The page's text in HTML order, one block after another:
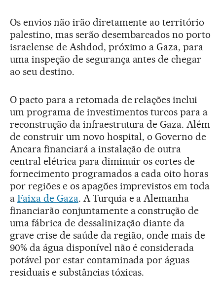
Os envios não irão diretamente ao território
palestino, mas serão desembarcados no porto
israelense de Ashdod, próximo a Gaza, para
uma inspeção de segurança antes de chegar
ao seu destino.
O pacto para a retomada de relações inclui
um programa de investimentos turcos para a
reconstrução da infraestrutura de Gaza. Além
de construir um novo hospital, o Governo de
Ancara financiará a instalação de outra
central elétrica para diminuir os cortes de
fornecimento programados a cada oito horas
por regiões e os apagões imprevistos em toda
a Faixa de Gaza. A Turquia e a Alemanha
financiarão conjuntamente a construção de
uma fábrica de dessalinização diante da
grave crise de saúde da região, onde mais de
90% da água disponível não é considerada
potável por estar contaminada por águas
residuais e substâncias tóxicas.